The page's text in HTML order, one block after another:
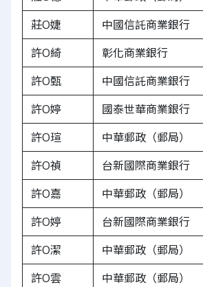
莊O婕
中國信託商業銀行
許O綺
彰化商業銀行
許O甄
中國信託商業銀行
許O婷
國泰世華商業銀行
許O瑄
中華郵政（郵局）
許O禎
台新國際商業銀行
許O嘉
中華郵政（郵局）
許O婷
台新國際商業銀行
許O潔
中華郵政（郵局）
許O雲
中華郵政（郵局）